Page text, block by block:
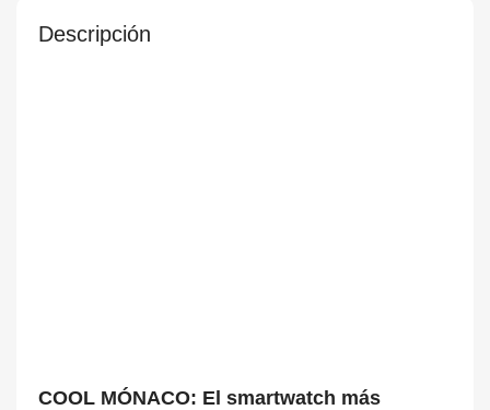
Descripción
COOL MÓNACO: El smartwatch más